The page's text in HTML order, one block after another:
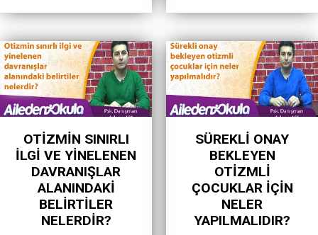
OTIZMIN SINIRLI
ILGI VE YINELENEN
DAVRANIŞLAR
ALANINDAKI
BELIRTILER
NELERDIR?
SÜREKLI ONAY
BEKLEYEN
OTIZMLI
ÇOCUKLAR IÇIN
NELER
YAPILMALIDIR?